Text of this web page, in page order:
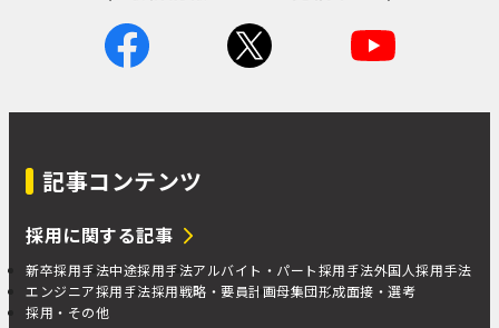
記事コンテンツ
採用に関する記事
新卒採用手法中途採用手法アルバイト・パート採用手法外国人採用手法
エンジニア採用手法採用戦略・要員計画母集団形成面接・選考
採用・その他